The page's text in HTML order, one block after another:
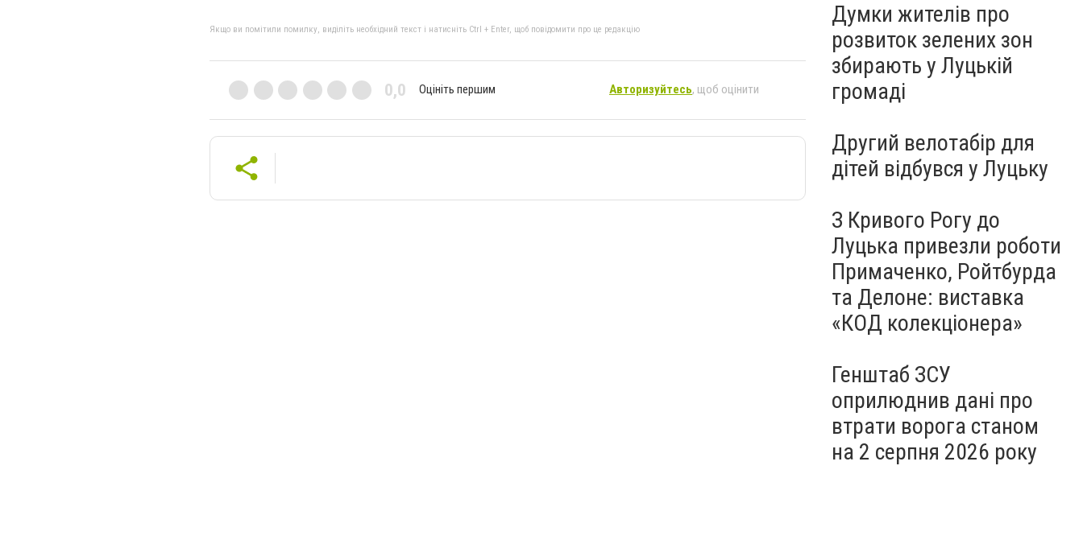
Якщо ви помітили помилку, виділіть необхідний текст і натисніть Ctrl + Enter, щоб повідомити про це редакцію
0,0 Оцініть першим Авторизуйтесь, щоб оцінити
Думки жителів про
розвиток зелених зон
збирають у Луцькій
громаді
Другий велотабір для
дітей відбувся у Луцьку
З Кривого Рогу до
Луцька привезли роботи
Примаченко, Ройтбурда
та Делоне: виставка
«КОД колекціонера»
Генштаб ЗСУ
оприлюднив дані про
втрати ворога станом
на 2 серпня 2026 року